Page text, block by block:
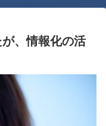
、情報化の活